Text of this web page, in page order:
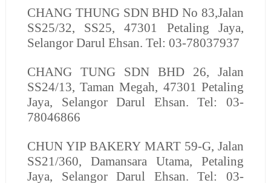
CHANG THUNG SDN BHD No 83,Jalan
SS25/32, SS25, 47301 Petaling Jaya,
Selangor Darul Ehsan. Tel: 03-78037937
CHANG TUNG SDN BHD 26, Jalan
SS24/13, Taman Megah, 47301 Petaling
Jaya, Selangor Darul Ehsan. Tel: 03-
78046866
CHUN YIP BAKERY MART59-G, Jalan
SS21/360, Damansara Utama, Petaling
Jaya, Selangor Darul Ehsan. Tel: 03-